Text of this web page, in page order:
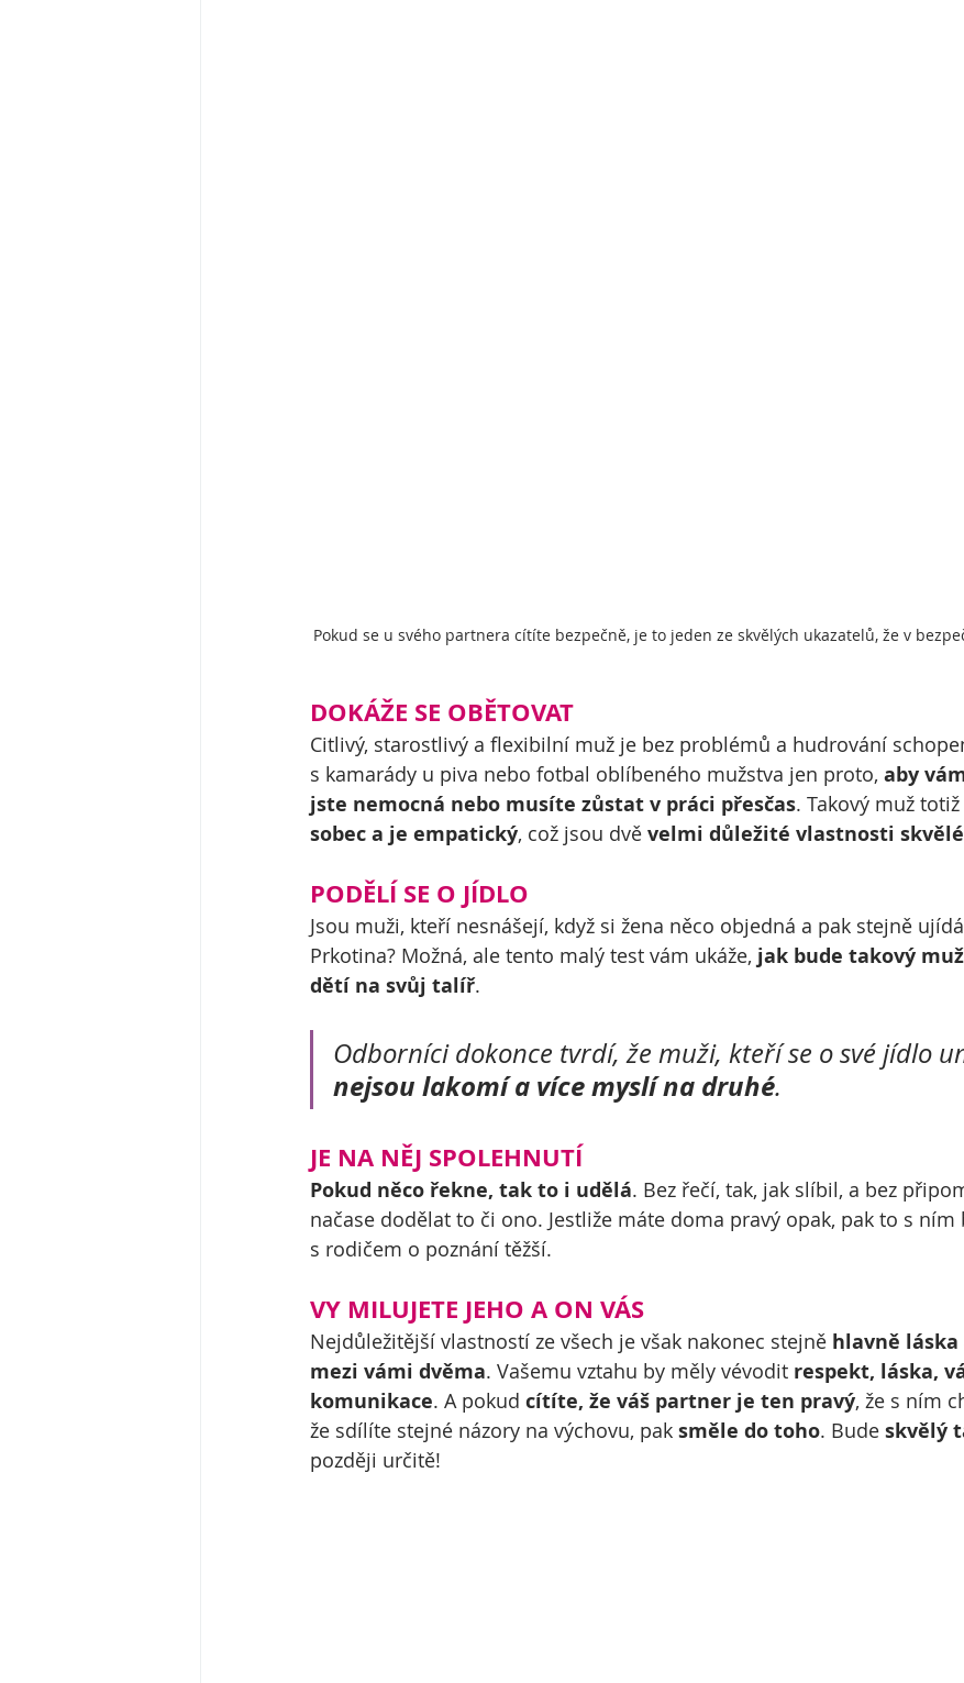
Pokud se u svého partnera cítíte bezpečně, je to jeden ze skvělých ukazatelů, že v
DOKÁŽE SE OBĚTOVAT
Citlivý, starostlivý a flexibilní muž je bez problémů a hudrování
s kamarády u piva nebo fotbal oblíbeného mužstva jen proto, aby
jste nemocná nebo musíte zůstat v práci přesčas. Takový muž
sobec a je empatický, což jsou dvě velmi důležité vlastnosti
PODĚLÍ SE O JÍDLO
Jsou muži, kteří nesnášejí, když si žena něco objedná a pak stejně
Prkotina? Možná, ale tento malý test vám ukáže, jak bude takový
dětí na svůj talíř.
Odborníci dokonce tvrdí, že muži, kteří se o své jídlo
nejsou lakomí a více myslí na druhé.
JE NA NĚJ SPOLEHNUTÍ
Pokud něco řekne, tak to i udělá. Bez řečí, tak, jak slíbil, a bez
načase dodělat to či ono. Jestliže máte doma pravý opak, pak to s
s rodičem o poznání těžší.
VY MILUJETE JEHO A ON VÁS
Nejdůležitější vlastností ze všech je však nakonec stejně hlavně
mezi vámi dvěma. Vašemu vztahu by měly vévodit respekt, láska,
komunikace. A pokud cítíte, že váš partner je ten pravý, že s ním
že sdílíte stejné názory na výchovu, pak směle do toho. Bude skvělý
později určitě!